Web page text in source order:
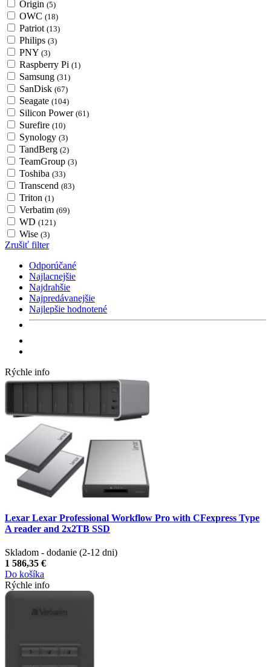
Origin (5)
OWC (18)
Patriot (13)
Philips (3)
PNY (3)
Raspberry Pi (1)
Samsung (31)
SanDisk (67)
Seagate (104)
Silicon Power (61)
Surefire (10)
Synology (3)
TandBerg (2)
TeamGroup (3)
Toshiba (33)
Transcend (83)
Triton (1)
Verbatim (69)
WD (121)
Wise (3)
Zrušiť filter
Odporúčané
Najlacnejšie
Najdrahšie
Najpredávanejšie
Najlepšie hodnotené
Rýchle info
Lexar Lexar Professional Workflow Pro with CFexpress Type
A reader and 2x2TB SSD
Skladom - dodanie (2-12 dni)
1 586,35 €
Do košíka
Rýchle info